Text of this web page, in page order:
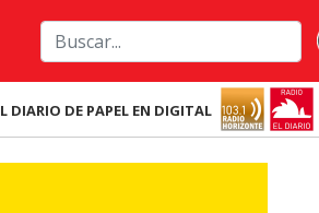
DIARIO DE PAPEL EN DIGITAL